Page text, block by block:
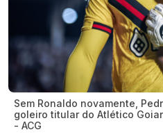
Sem Ronaldo novamente,
goleiro titular do Atlético
- ACG